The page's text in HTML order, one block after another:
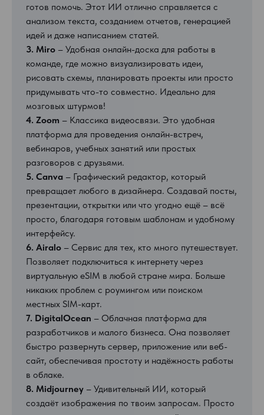
готов помочь. Этот ИИ отлично справляется с
анализом текста, созданием отчетов, генерацией
идей и даже написанием статей.
3. Miro – Удобная онлайн-доска для работы в
команде, где можно визуализировать идеи,
рисовать схемы, планировать проекты или просто
придумывать что-то совместно. Идеально для
мозговых штурмов!
4. Zoom – Классика видеосвязи. Это удобная
платформа для проведения онлайн-встреч,
вебинаров, учебных занятий или простых
разговоров с друзьями.
5. Canva – Графический редактор, который
превращает любого в дизайнера. Создавай посты,
презентации, открытки или что угодно ещё – всё
просто, благодаря готовым шаблонам и удобному
интерфейсу.
6. Airalo – Сервис для тех, кто много путешествует.
Позволяет подключиться к интернету через
виртуальную eSIM в любой стране мира. Больше
никаких проблем с роумингом или поиском
местных SIM-карт.
7. DigitalOcean – Облачная платформа для
разработчиков и малого бизнеса. Она позволяет
быстро развернуть сервер, приложение или веб-
сайт, обеспечивая простоту и надёжность работы
в облаке.
8. Midjourney – Удивительный ИИ, который
создаёт изображения по твоим запросам. Просто